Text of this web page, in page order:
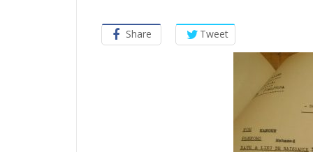
Share Tweet